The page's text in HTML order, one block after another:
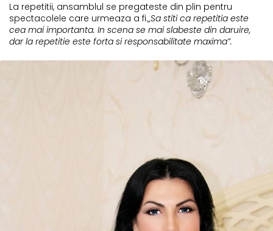
La repetitii, ansamblul se pregateste din plin pentru
spectacolele care urmeaza a fi.„Sa stiti ca repetitia este
cea mai importanta. In scena se mai slabeste din daruire,
dar la repetitie este forta si responsabilitate maxima”.